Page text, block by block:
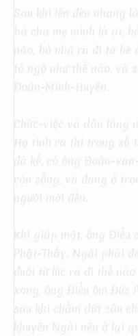
Sau khi lên đèn nhang
bà cha mẹ mình là ai,
nào, bỏ nhà ra đi từ
tỏ ngộ như thế nào, và
Đoàn-Minh-Huyên.
Chức-việc và dân làng
Họ tính ra thì trong số
đã kể, có ông Đoàn-
còn sống, và đang ở
người mời đến.
Khi giáp mặt, ông Điểu
Phật-Thầy. Ngài phải
đuôi từ lúc ra đi thế
xong, ông Điểu ôm Đức
sau khi chấm dứt câu
khuyên Ngài nên ở lại